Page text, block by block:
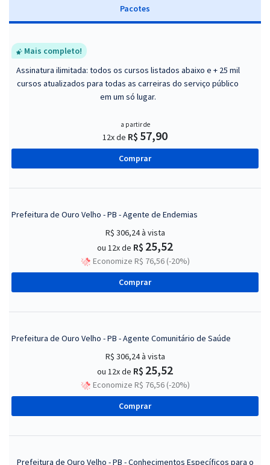
Pacotes
Mais completo!
Assinatura ilimitada: todos os cursos listados abaixo e + 25 mil
cursos atualizados para todas as carreiras do serviço público
em um só lugar.
a partir de
12x de R$ 57,90
Comprar
Prefeitura de Ouro Velho - PB - Agente de Endemias
R$ 306,24à vista
ou 12x de R$ 25,52
Economize R$ 76,56 (-20%)
Comprar
Prefeitura de Ouro Velho - PB - Agente Comunitário de Saúde
R$ 306,24à vista
ou 12x de R$ 25,52
Economize R$ 76,56 (-20%)
Comprar
Prefeitura de Ouro Velho - PB - Conhecimentos Específicos para o